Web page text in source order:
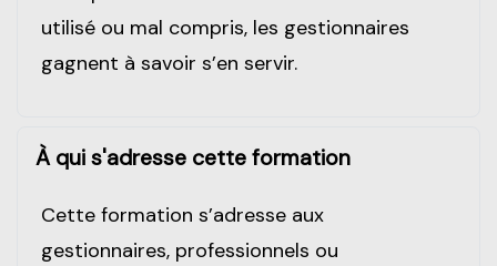
utilisé ou mal compris, les gestionnaires
gagnent à savoir s’en servir.
À qui s'adresse cette formation
Cette formation s’adresse aux
gestionnaires, professionnels ou